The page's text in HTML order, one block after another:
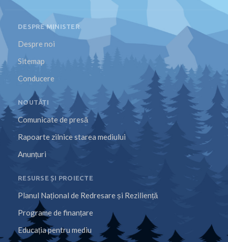
DESPRE MINISTER
Despre noi
Sitemap
Conducere
NOUTĂȚI
Comunicate de presă
Rapoarte zilnice starea mediului
Anunțuri
RESURSE ȘI PROIECTE
Planul Național de Redresare și Reziliență
Programe de finanțare
Educația pentru mediu